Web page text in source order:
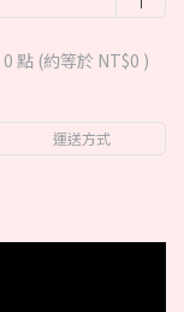
0 點 (約等於 NT$0 )
運送方式